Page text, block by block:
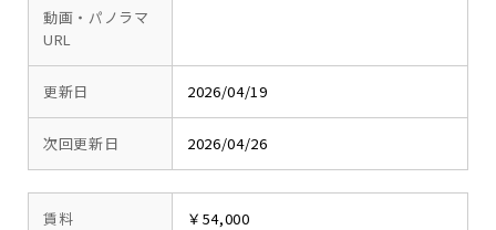
動画・パノラマ
URL
更新日 2026/04/19
次回更新日 2026/04/26
賃料 ￥54,000